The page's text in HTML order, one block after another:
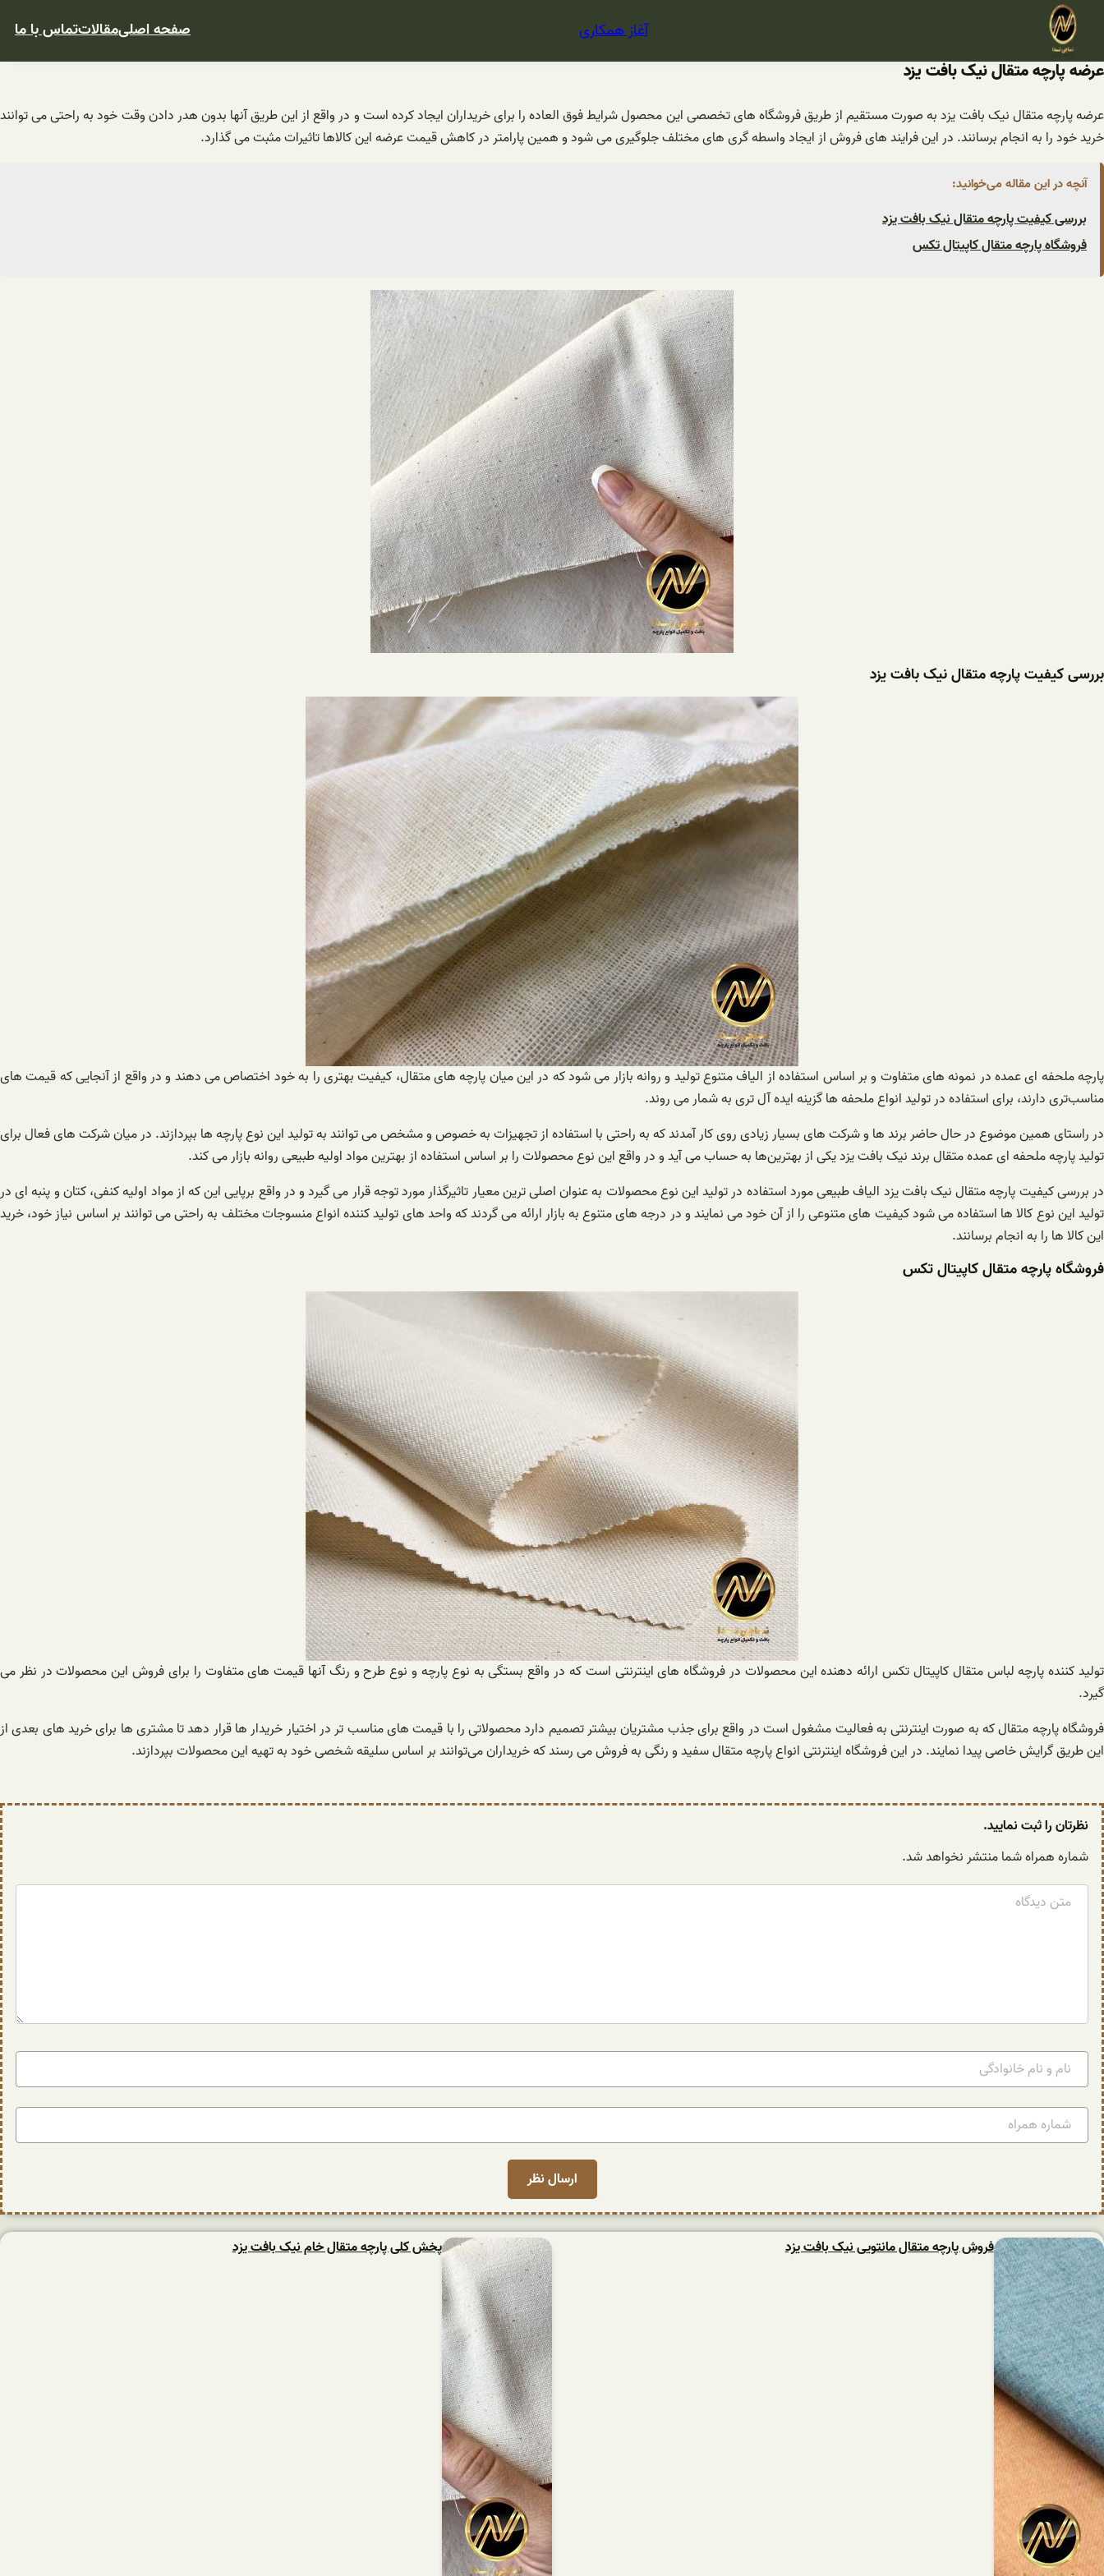
آغاز همکاری صفحه اصلیمقالاتتماس با ما
عرضه پارچه متقال نیک بافت یزد
عرضه پارچه متقال نیک بافت یزد به صورت مستقیم از طریق فروشگاه‌ های تخصصی این محصول شرایط فوق‌ العاده را برای خریداران ایجاد کرده است و در واقع از این طریق آنها بدون هدر دادن وقت خود به راحتی می‌ توانند
خرید خود را به انجام برسانند. در این فرایند های فروش از ایجاد واسطه‌ گری های مختلف جلوگیری می‌ شود و همین پارامتر در کاهش قیمت عرضه این کالاها تاثیرات مثبت می گذارد.
آنچه در این مقاله می‌خوانید:
بررسی کیفیت پارچه متقال نیک بافت یزد
فروشگاه پارچه متقال کاپیتال تکس
بررسی کیفیت پارچه متقال نیک بافت یزد
پارچه ملحفه ای عمده در نمونه های متفاوت و بر اساس استفاده از الیاف متنوع تولید و روانه بازار می‌ شود که در این میان پارچه های متقال، کیفیت بهتری را به خود اختصاص می‌ دهند و در واقع از آنجایی که قیمت‌ های
مناسب‌تری دارند، برای استفاده در تولید انواع ملحفه ها گزینه ایده آل تری به شمار می‌ روند.
در راستای همین موضوع در حال حاضر برند ها و شرکت های بسیار زیادی روی کار آمدند که به راحتی با استفاده از تجهیزات به خصوص و مشخص می توانند به تولید این نوع پارچه ها بپردازند. در میان شرکت‌ های فعال برای
تولید پارچه ملحفه ای عمده متقال برند نیک بافت یزد یکی از بهترین‌ها به حساب می‌ آید و در واقع این نوع محصولات را بر اساس استفاده از بهترین مواد اولیه طبیعی روانه بازار می‌ کند.
در بررسی کیفیت پارچه متقال نیک بافت یزد الیاف طبیعی مورد استفاده در تولید این نوع محصولات به عنوان اصلی ترین معیار تاثیرگذار مورد توجه قرار می‌ گیرد و در واقع برپایی این که از مواد اولیه کنفی، کتان و پنبه ای در
تولید این نوع کالا ها استفاده می‌ شود کیفیت های متنوعی را از آن خود می نمایند و در درجه های متنوع به بازار ارائه می گردند که واحد های تولید کننده انواع منسوجات مختلف به راحتی می‌ توانند بر اساس نیاز خود، خرید
این کالا ها را به انجام برسانند.
فروشگاه پارچه متقال کاپیتال تکس
تولید کننده پارچه لباس متقال کاپیتال تکس ارائه دهنده این محصولات در فروشگاه های اینترنتی است که در واقع بستگی به نوع پارچه و نوع طرح و رنگ آنها قیمت‌ های متفاوت را برای فروش این محصولات در نظر می‌
گیرد.
فروشگاه پارچه متقال که به صورت اینترنتی به فعالیت مشغول است در واقع برای جذب مشتریان بیشتر تصمیم دارد محصولاتی را با قیمت های مناسب تر در اختیار خریدار ها قرار دهد تا مشتری ها برای خرید های بعدی از
این طریق گرایش خاصی پیدا نمایند. در این فروشگاه اینترنتی انواع پارچه متقال سفید و رنگی به فروش می‌ رسند که خریداران می‌توانند بر اساس سلیقه شخصی خود به تهیه این محصولات بپردازند.
نظرتان را ثبت نمایید.
شماره همراه شما منتشر نخواهد شد.
فروش پارچه متقال مانتویی نیک بافت یزد پخش کلی پارچه متقال خام نیک بافت یزد